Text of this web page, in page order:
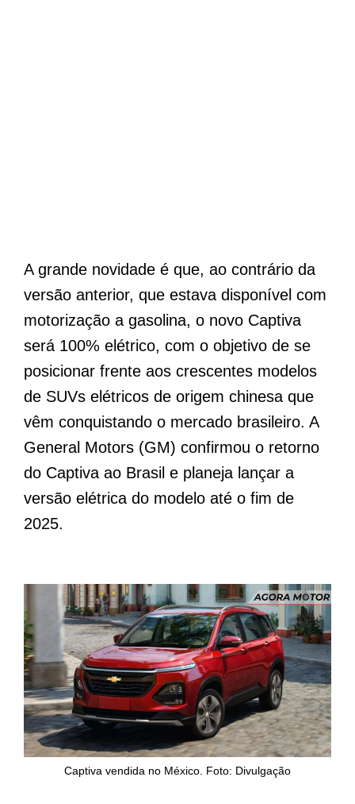
A grande novidade é que, ao contrário da
versão anterior, que estava disponível com
motorização a gasolina, o novo Captiva
será 100% elétrico, com o objetivo de se
posicionar frente aos crescentes modelos
de SUVs elétricos de origem chinesa que
vêm conquistando o mercado brasileiro. A
General Motors (GM) confirmou o retorno
do Captiva ao Brasil e planeja lançar a
versão elétrica do modelo até o fim de
2025.
Captiva vendida no México. Foto: Divulgação